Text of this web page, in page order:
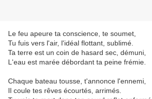
Le feu apeure ta conscience, te soumet,
Tu fuis vers l'air, l'idéal flottant, sublimé.
Ta terre est un coin de hasard sec, démuni,
L'eau est marée débordant ta peine frémie.
Chaque bateau tousse, t'annonce l'ennemi,
Il coule tes rêves écourtés, arrimés.